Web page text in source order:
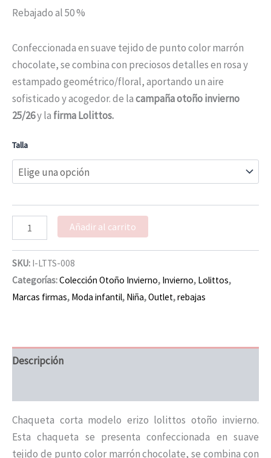
Rebajado al 50 %
Confeccionada en suave tejido de punto color marrón
chocolate, se combina con preciosos detalles en rosa y
estampado geométrico/floral, aportando un aire
sofisticado y acogedor. de lacampaña otoño invierno
25/26y la firma Lolittos.
Talla
Añadir al carrito
SKU: I-LTTS-008
Categorías:Colección Otoño Invierno, Invierno, Lolittos,
Marcas firmas, Moda infantil, Niña,Outlet,rebajas
Descripción
Chaqueta corta modelo erizo lolittos otoño invierno.
Esta chaqueta se presenta confeccionada en suave
tejido de punto color marrón chocolate, se combina con